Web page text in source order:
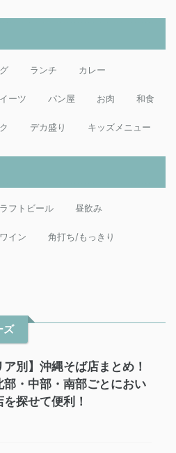
ランチ カレー
ーツ パン屋 お肉 和食
デカ盛り キッズメニュー
フトビール 昼飲み
ワイン 角打ち/もっきり
ズ
ア別】沖縄そば店まとめ！
部・中部・南部ごとにおい
を探せて便利！